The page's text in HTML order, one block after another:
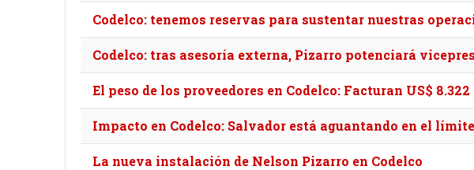
Codelco: tenemos reservas para sustentar nuestras
Codelco: tras asesoría externa, Pizarro potenciará
El peso de los proveedores en Codelco: Facturan US$
Impacto en Codelco: Salvador está aguantando en el
La nueva instalación de Nelson Pizarro en Codelco